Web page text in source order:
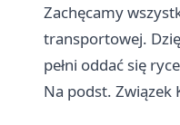
Zachęcamy
transportowej.
pełni oddać się
Na podst. Związek